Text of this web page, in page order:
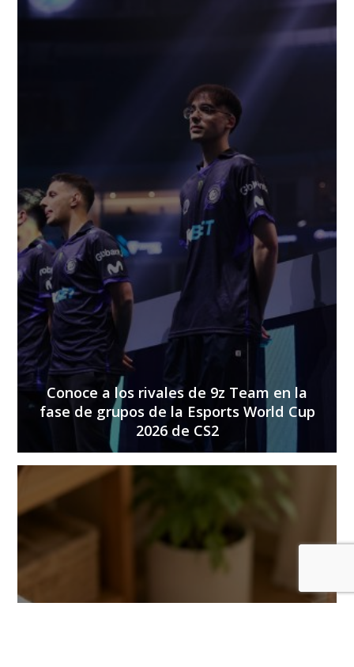
Conoce a los rivales de 9z Team en la
fase de grupos de la Esports World Cup
2026 de CS2